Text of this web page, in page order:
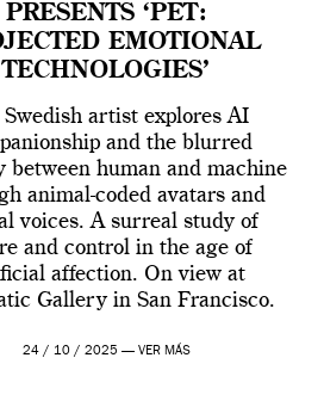
PRESENTS ‘PET:
EMOTIONAL
TECHNOLOGIES’
Swedish artist explores AI
and the blurred
between human and machine
animal-coded avatars and
voices. A surreal study of
and control in the age of
affection. On view at
Gallery in San Francisco.
24 / 10 / 2025 — VER MÁS